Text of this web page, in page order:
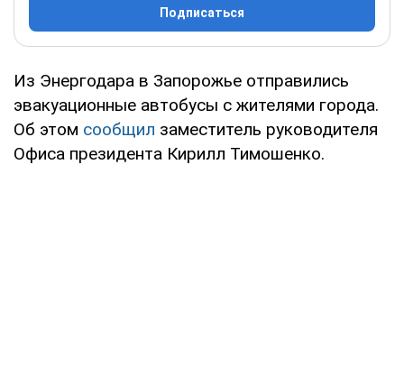
Подписаться
Из Энергодара в Запорожье отправились
эвакуационные автобусы с жителями города.
Об этом сообщил заместитель руководителя
Офиса президента Кирилл Тимошенко.